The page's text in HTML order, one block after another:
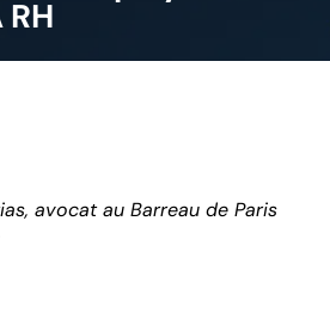
, avocat au Barreau de Paris